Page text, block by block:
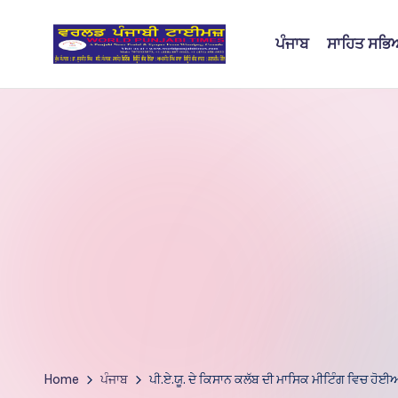
W
bi
ਪੰਜਾਬ ਸਾਹਿਤ
Home ਪੰਜਾਬ ਪੀ.ਏ.ਯੂ. ਦੇ ਕਿਸਾਨ ਕਲੱਬ ਦੀ ਮਾਸਿਕ ਮੀਟਿੰਗ ਵਿਚ